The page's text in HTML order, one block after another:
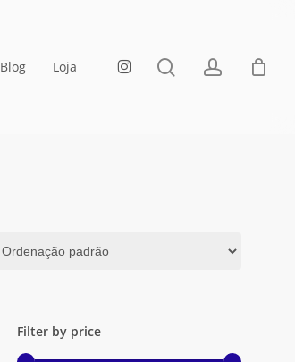
Blog Loja instagram pesquisaaccount
Filter by price